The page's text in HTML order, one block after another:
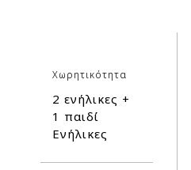
Χωρητικότητα
2 ενήλικες +
1 παιδί
Ενήλικες